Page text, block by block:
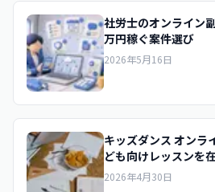
社労士のオンライン
万円稼ぐ案件選び
2026年5月16日
キッズダンス オンラ
ども向けレッスンを
2026年4月30日